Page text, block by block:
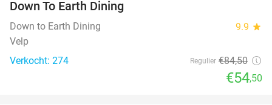
Down To Earth Dining
Down to Earth Dining 9.9 star
Velp
Verkocht: 274
Regulier €84,50
€54,50